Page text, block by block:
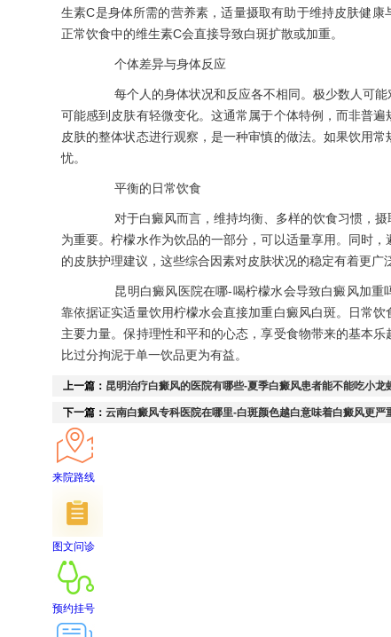
生素C是身体所需的营养素，适量摄取有助于维持皮肤健康
正常饮食中的维生素C会直接导致白斑扩散或加重。
个体差异与身体反应
每个人的身体状况和反应各不相同。极少数人可能
可能感到皮肤有轻微变化。这通常属于个体特例，而非普
皮肤的整体状态进行观察，是一种审慎的做法。如果饮用
忧。
平衡的日常饮食
对于白癜风而言，维持均衡、多样的饮食习惯，摄
为重要。柠檬水作为饮品的一部分，可以适量享用。同时
的皮肤护理建议，这些综合因素对皮肤状况的稳定有着更广
昆明白癜风医院在哪-喝柠檬水会导致白癜风加重
靠依据证实适量饮用柠檬水会直接加重白癜风白斑。日常
主要力量。保持理性和平和的心态，享受食物带来的基本
比过分拘泥于单一饮品更为有益。
上一篇： 昆明治疗白癜风的医院有哪些-夏季白癜风患者能不能吃小龙
下一篇： 云南白癜风专科医院在哪里-白斑颜色越白意味着白癜风更严
来院路线
图文问诊
预约挂号